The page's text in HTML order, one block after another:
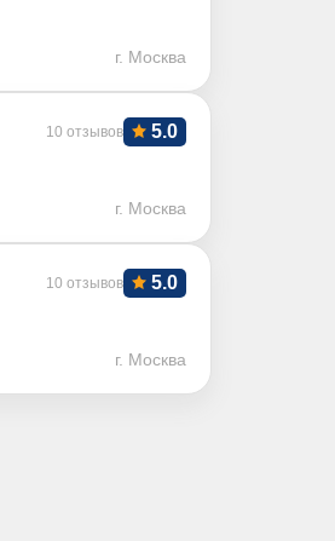
г. Москва
10 отзывов 5.0
г. Москва
10 отзывов 5.0
г. Москва